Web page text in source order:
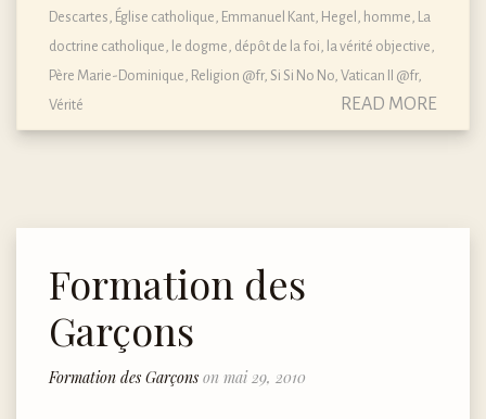
Descartes, Église catholique, Emmanuel Kant, Hegel , homme, La
doctrine catholique, le dogme, dépôt de la foi, la vérité objective,
Père Marie-Dominique, Religion @fr, Si Si No No, Vatican II @fr,
Vérité
READ MORE
Formation des
Garçons
Formation des Garçons on mai 29, 2010